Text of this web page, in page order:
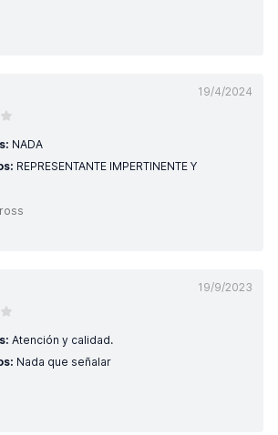
19/4/2024
NADA
REPRESENTANTE IMPERTINENTE Y
19/9/2023
Atención y calidad.
Nada que señalar